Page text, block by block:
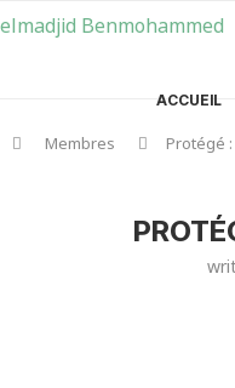
ACCUEIL
Membres Protégé